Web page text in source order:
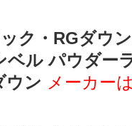
ク・RGダウ
ベル パウダー
ウン メーカー